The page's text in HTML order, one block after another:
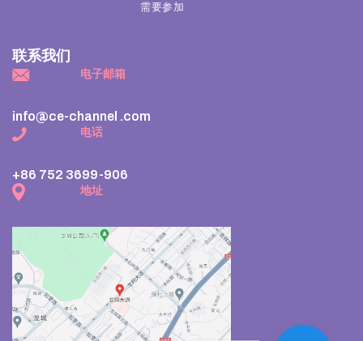
需要参加
联系我们
电子邮箱
info@ce-channel .com
电话
+86 752 3699-906
地址